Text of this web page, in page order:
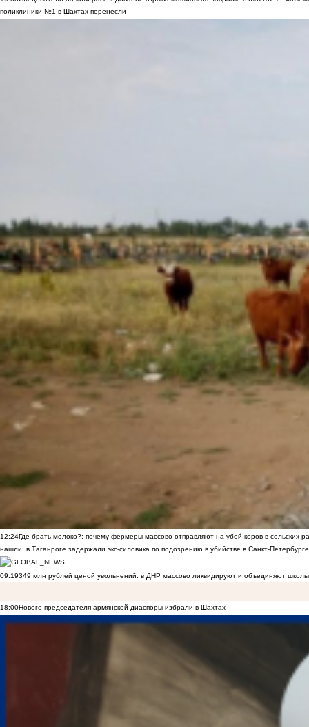
поликлиники №1 в Шахтах перенесли
12:24Где брать молоко?: почему фермеры массово отправляют на убой коров в сельских
нашли: в Таганроге задержали экс-силовика по подозрению в убийстве в Санкт-Петербурге
09:19349 млн рублей ценой увольнений: в ДНР массово ликвидируют и объединяют
18:00Нового председателя армянской диаспоры избрали в Шахтах